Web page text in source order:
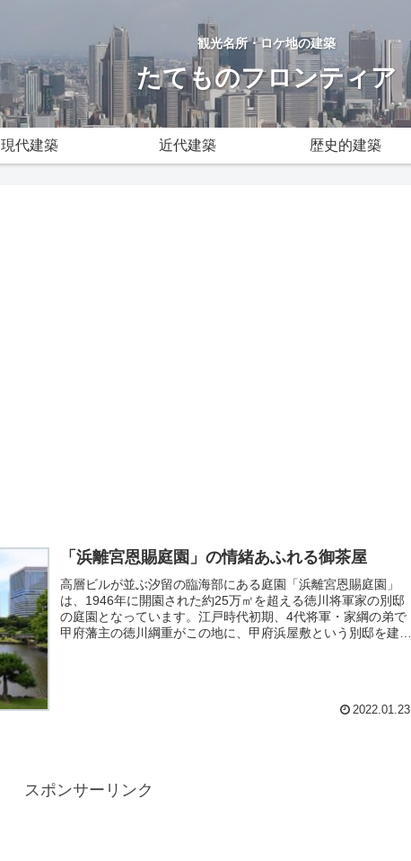
観光名所・ロケ地の建築
たてものフロンティア
現代建築 近代建築 歴史的建築
「浜離宮恩賜庭園」の情緒あふれる御茶屋
高層ビルが並ぶ汐留の臨海部にある庭園「浜離宮恩賜庭園」
は、1946年に開園された約25万㎡を超える徳川将軍家の別邸
の庭園となっています。江戸時代初期、4代将軍・家綱の弟で
甲府藩主の徳川綱重がこの地に、甲府浜屋敷という別邸を建
2022.01.23
スポンサーリンク